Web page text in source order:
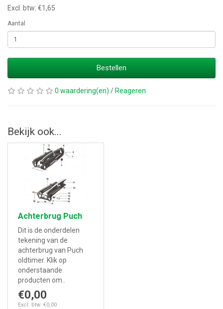
Excl. btw: €1,65
Aantal
Bestellen
0 waardering(en) / Reageren
Bekijk ook...
Achterbrug Puch
Dit is de onderdelen
tekening van de
achterbrug van Puch
oldtimer. Klik op
onderstaande
producten om..
€0,00
Excl. btw: €0,00